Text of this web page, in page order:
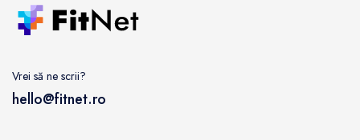
Vrei să ne scrii?
hello@fitnet.ro